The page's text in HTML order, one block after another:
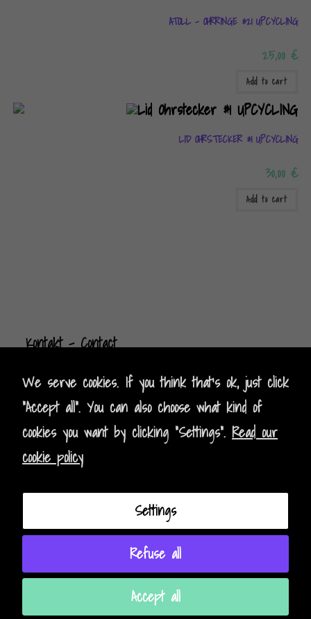
ATOLL – OHRRINGE #21 UPCYCLING
25,00€
Add to cart
LID OHRSTECKER #1 UPCYCLING
30,00€
Add to cart
Kontakt- Contact
Impressum - Legal Policy
Datenschutz - Data Privacy
AGB - Terms and Conditions
Instagram
Facebook
We serve cookies. If you think that's ok, just click
"Accept all". You can also choose what kind of
cookies you want by clicking "Settings". Read our
cookie policy
Settings
Refuse all
Accept all